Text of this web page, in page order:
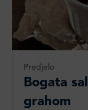
Predjelo
Bogata
grahom